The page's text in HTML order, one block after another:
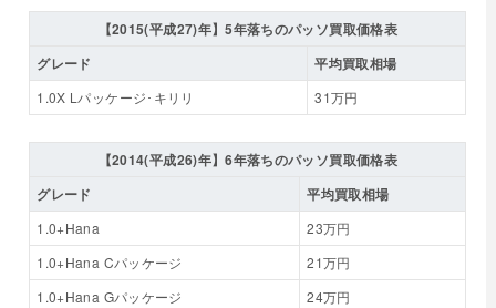
【2015(平成27)年】5年落ちのパッソ買取価格表
グレード
平均買取相場
1.0X Lパッケージ･キリリ 31万円
【2014(平成26)年】6年落ちのパッソ買取価格表
グレード
平均買取相場
1.0+Hana
23万円
1.0+Hana Cパッケージ
21万円
1.0+Hana Gパッケージ
24万円